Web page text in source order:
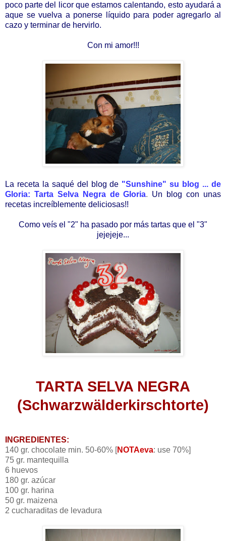
poco parte del licor que estamos calentando, esto ayudará a
aque se vuelva a ponerse líquido para poder agregarlo al
cazo y terminar de hervirlo.
Con mi amor!!!
La receta la saqué del blog de "Sunshine" su blog ... de
Gloria: Tarta Selva Negra de Gloria. Un blog con unas
recetas increíblemente deliciosas!!
Como veís el "2" ha pasado por más tartas que el "3"
jejejeje...
TARTA SELVA NEGRA
(Schwarzwälderkirschtorte)
INGREDIENTES:
140 gr. chocolate min. 50-60% [NOTAeva: use 70%]
75 gr. mantequilla
6 huevos
180 gr. azúcar
100 gr. harina
50 gr. maizena
2 cucharaditas de levadura